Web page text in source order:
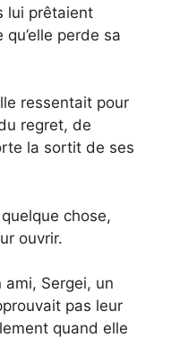
lui prêtaient
perde sa
ressentait pour
regret, de
la sortit de ses
chose,
ouvrir.
Sergei, un
pas leur
quand elle